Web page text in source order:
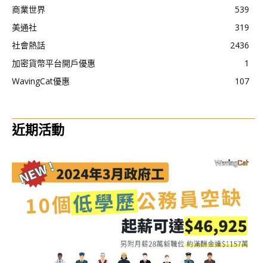
商業世界
539
美通社
319
社會熱話
2436
加密貨幣平台開戶優惠
1
WavingCat優惠
107
近期活動